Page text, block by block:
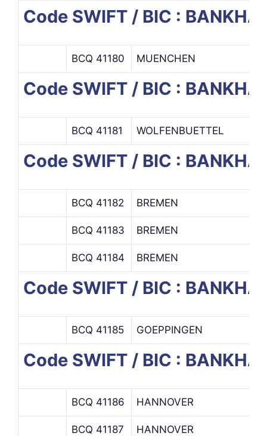
Code SWIFT / BIC :
BCQ 41180 MUENCHEN
Code SWIFT / BIC :
BCQ 41181 WOLFENBUETTEL
Code SWIFT / BIC :
BCQ 41182 BREMEN
BCQ 41183 BREMEN
BCQ 41184 BREMEN
Code SWIFT / BIC :
BCQ 41185 GOEPPINGEN
Code SWIFT / BIC :
BCQ 41186 HANNOVER
BCQ 41187 HANNOVER